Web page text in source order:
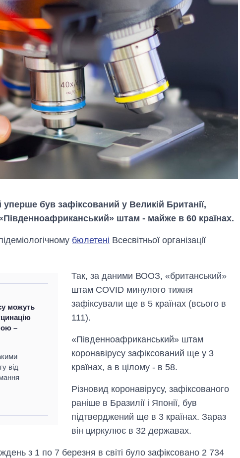
уперше був зафіксований у Великій Британії,
штам - майже в 60 країнах.
бюлетені Всесвітньої організації
можуть
–
від
Так, за даними ВООЗ, «британський»
штам COVID минулого тижня
зафіксували ще в 5 країнах (всього в
111).
«Південноафриканський» штам
коронавірусу зафіксований ще у 3
країнах, а в цілому - в 58.
Різновид коронавірусу, зафіксованого
раніше в Бразилії і Японії, був
підтверджений ще в 3 країнах. Зараз
він циркулює в 32 державах.
з 1 по 7 березня в світі було зафіксовано 2 734
Вісім масованих
ударів по Україні
за літо: Київ та
область стали
головною ціллю